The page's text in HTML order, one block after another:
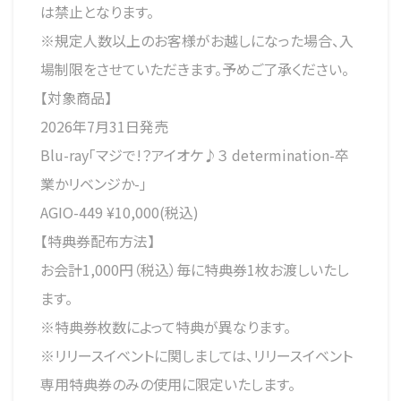
は禁止となります。
※規定人数以上のお客様がお越しになった場合、入
場制限をさせていただきます。予めご了承ください。
【対象商品】
2026年7月31日発売
Blu-ray「マジで!？アイオケ♪３ determination-卒
業かリベンジか-」
AGIO-449 ¥10,000(税込)
【特典券配布方法】
お会計1,000円（税込）毎に特典券1枚お渡しいたし
ます。
※特典券枚数によって特典が異なります。
※リリースイベントに関しましては、リリースイベント
専用特典券のみの使用に限定いたします。